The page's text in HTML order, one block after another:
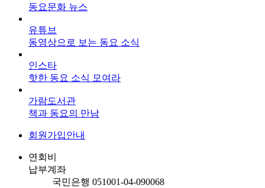
동요문화 뉴스
유튜브
동영상으로 보는 동요 소식
인스타
핫한 동요 소식 모여라
가람도서관
책과 동요의 만남
회원가입안내
연회비
납부계좌
국민은행 051001-04-090068